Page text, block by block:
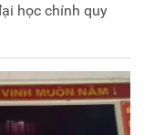
học chính quy